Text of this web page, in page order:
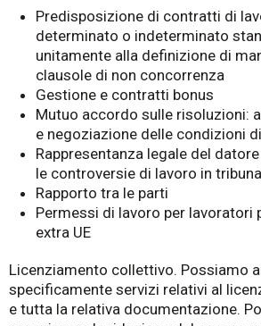
Predisposizione di contratti di
determinato o indeterminato
unitamente alla definizione di
clausole di non concorrenza
Gestione e contratti bonus
Mutuo accordo sulle risoluzioni:
e negoziazione delle condizioni
Rappresentanza legale del
le controversie di lavoro in
Rapporto tra le parti
Permessi di lavoro per lavoratori
extra UE
Licenziamento collettivo. Possiamo
specificamente servizi relativi al
e tutta la relativa documentazione.